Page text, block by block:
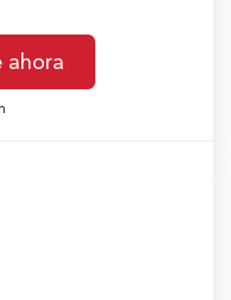
ahora